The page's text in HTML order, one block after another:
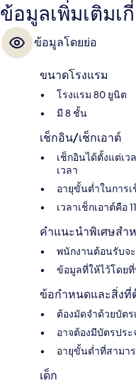
ข้อมูลเพิ่มเติมเ
ข้อมูลโดยย่อ
ขนาดโรงแรม
โรงแรม 80 ยูนิต
มี 8 ชั้น
เช็กอิน/เช็กเอาต์
เช็กอินได้ตั้งแต่เว
เวลา
อายุขั้นต่ำในการเ
เวลาเช็กเอาต์คือ
คำแนะนำพิเศษสำ
พนักงานต้อนรับจ
ข้อมูลที่ให้ไว้โดย
ข้อกำหนดและสิ่งที่
ต้องมัดจำด้วยบัตร
อาจต้องมีบัตรปร
อายุขั้นต่ำที่สามา
เด็ก